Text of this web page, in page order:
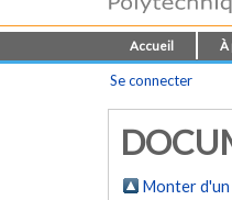
Accueil À
Se connecter
Monter d'un